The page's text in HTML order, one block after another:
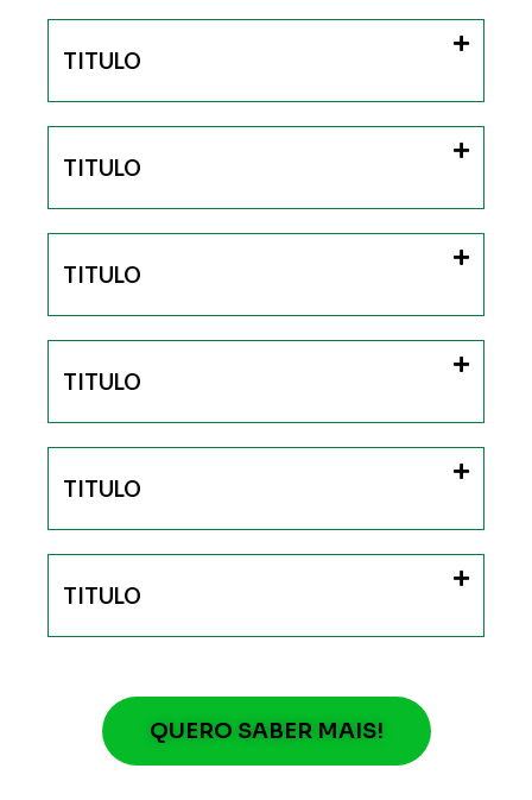
TITULO
TITULO
TITULO
TITULO
TITULO
TITULO
QUERO SABER MAIS!